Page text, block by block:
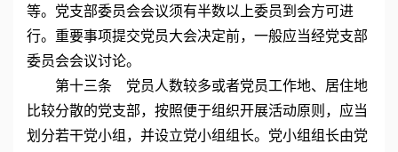
等。党支部委员会会议须有半数以上委员到会方可进
行。重要事项提交党员大会决定前，一般应当经党支部
委员会会议讨论。
第十三条 党员人数较多或者党员工作地、居住地
比较分散的党支部，按照便于组织开展活动原则，应当
划分若干党小组，并设立党小组组长。党小组组长由党